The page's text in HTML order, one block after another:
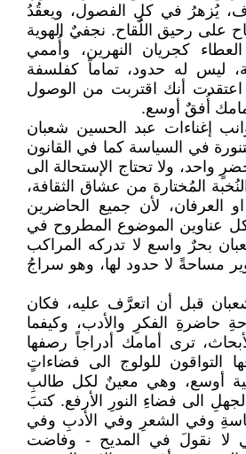
يُزهرُ في كلِ الفصول، ويعقُدُ
على رحيق اللُقاح. نجفيٌ الهوية
كجريان النهرين، وأُممي
ليس له حدود، تماماً كفلسفة
اعتقدت أنك اقتربت من الوصول
أُفقٌ أوسع.
إغناءات عبد الحسين شعبان
في السياسة كما في القانون
واحد، ولا تحتاج الإستحالة الى
المُختارة من عشاق الثقافة،
العرفان، لأن جميع الحاضرين
عناوين الموضوع المطروح في
بحرٌ واسع لا تدركه المراكب
مساحةً لا حدود لها، وهو سراجُ
قبل أن اتعرَّف عليه، فكان
حاضرةِ الفكرِ والأدب، وكيفما
ترى أمامك أدراجاً رصفها
التواقون للولوج الى فضاءاتٍ
أوسع، وهي معينٌ لكل طالبِ
الى فضاءِ النورِ الأرفع. كتبَ
وفي الشعرِ وفي الأدبِ وفي
لا نقولَ في المديح - وفاضت